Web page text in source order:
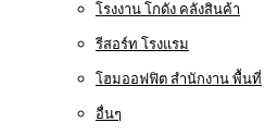
โรงงาน โกดัง คลังสินค้า
รีสอร์ท โรงแรม
โฮมออฟฟิต สำนักงาน พื้นที่
อื่นๆ